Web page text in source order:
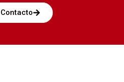
Contacto